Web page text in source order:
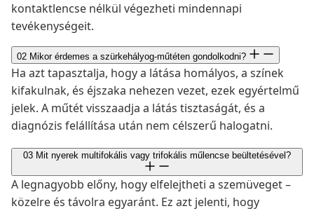
kontaktlencse nélkül végezheti mindennapi
tevékenységeit.
02 Mikor érdemes a szürkehályog-műtéten gondolkodni?
Ha azt tapasztalja, hogy a látása homályos, a színek
kifakulnak, és éjszaka nehezen vezet, ezek egyértelmű
jelek. A műtét visszaadja a látás tisztaságát, és a
diagnózis felállítása után nem célszerű halogatni.
03 Mit nyerek multifokális vagy trifokális műlencse beültetésével?
A legnagyobb előny, hogy elfelejtheti a szemüveget –
közelre és távolra egyaránt. Ez azt jelenti, hogy